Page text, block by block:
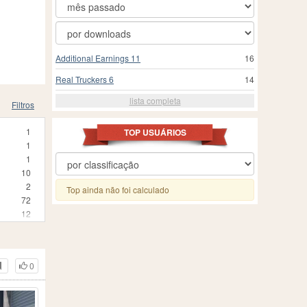
Filtros
1
1
1
10
2
72
12
3
1
210
0
16
Additional Earnings 11
14
Real Truckers 6
lista completa
TOP USUÁRIOS
Top ainda não foi calculado